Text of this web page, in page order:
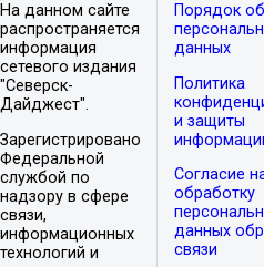
На данном сайте
распространяется
информация
сетевого издания
"Северск-
Дайджест".
Зарегистрировано
Федеральной
службой по
надзору в сфере
связи,
информационных
технологий и
Порядок
данных
Политика
и защиты
Согласие
обработку
данных
связи